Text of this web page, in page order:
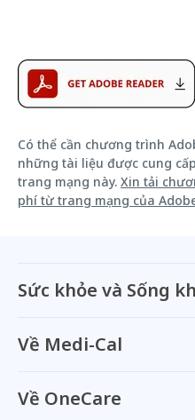
Có thể cần chương trình
những tài liệu được cung
trang mạng này. Xin tải
phí từ trang mạng của
Sức khỏe và Sống
Về Medi-Cal
Về OneCare